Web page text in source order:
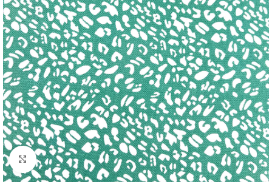
Нажмите, чтобы увеличить